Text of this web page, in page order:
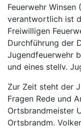
Feuerwehr
verantwortlich ist
Freiwilligen
Durchführung der
Jugendfeuerwehr
und eines stellv.
Zur Zeit steht der
Fragen Rede und
Ortsbrandmeister
Ortsbrandm.